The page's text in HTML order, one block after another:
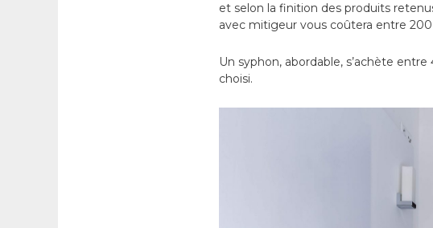
et selon la finition des produits
avec mitigeur vous coûtera entre
Un syphon, abordable, s’achète
choisi.